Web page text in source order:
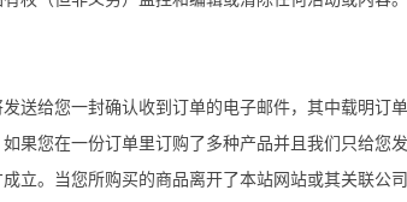
送给您一封确认收到订单的电子邮件，其中载明订
果您在一份订单里订购了多种产品并且我们只给您
立。当您所购买的商品离开了本站网站或其关联公